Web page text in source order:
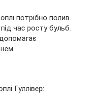
потрібно полив.
час росту бульб.
Гуллівер: